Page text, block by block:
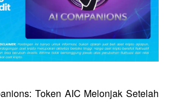
Token AIC Melonjak Setelah